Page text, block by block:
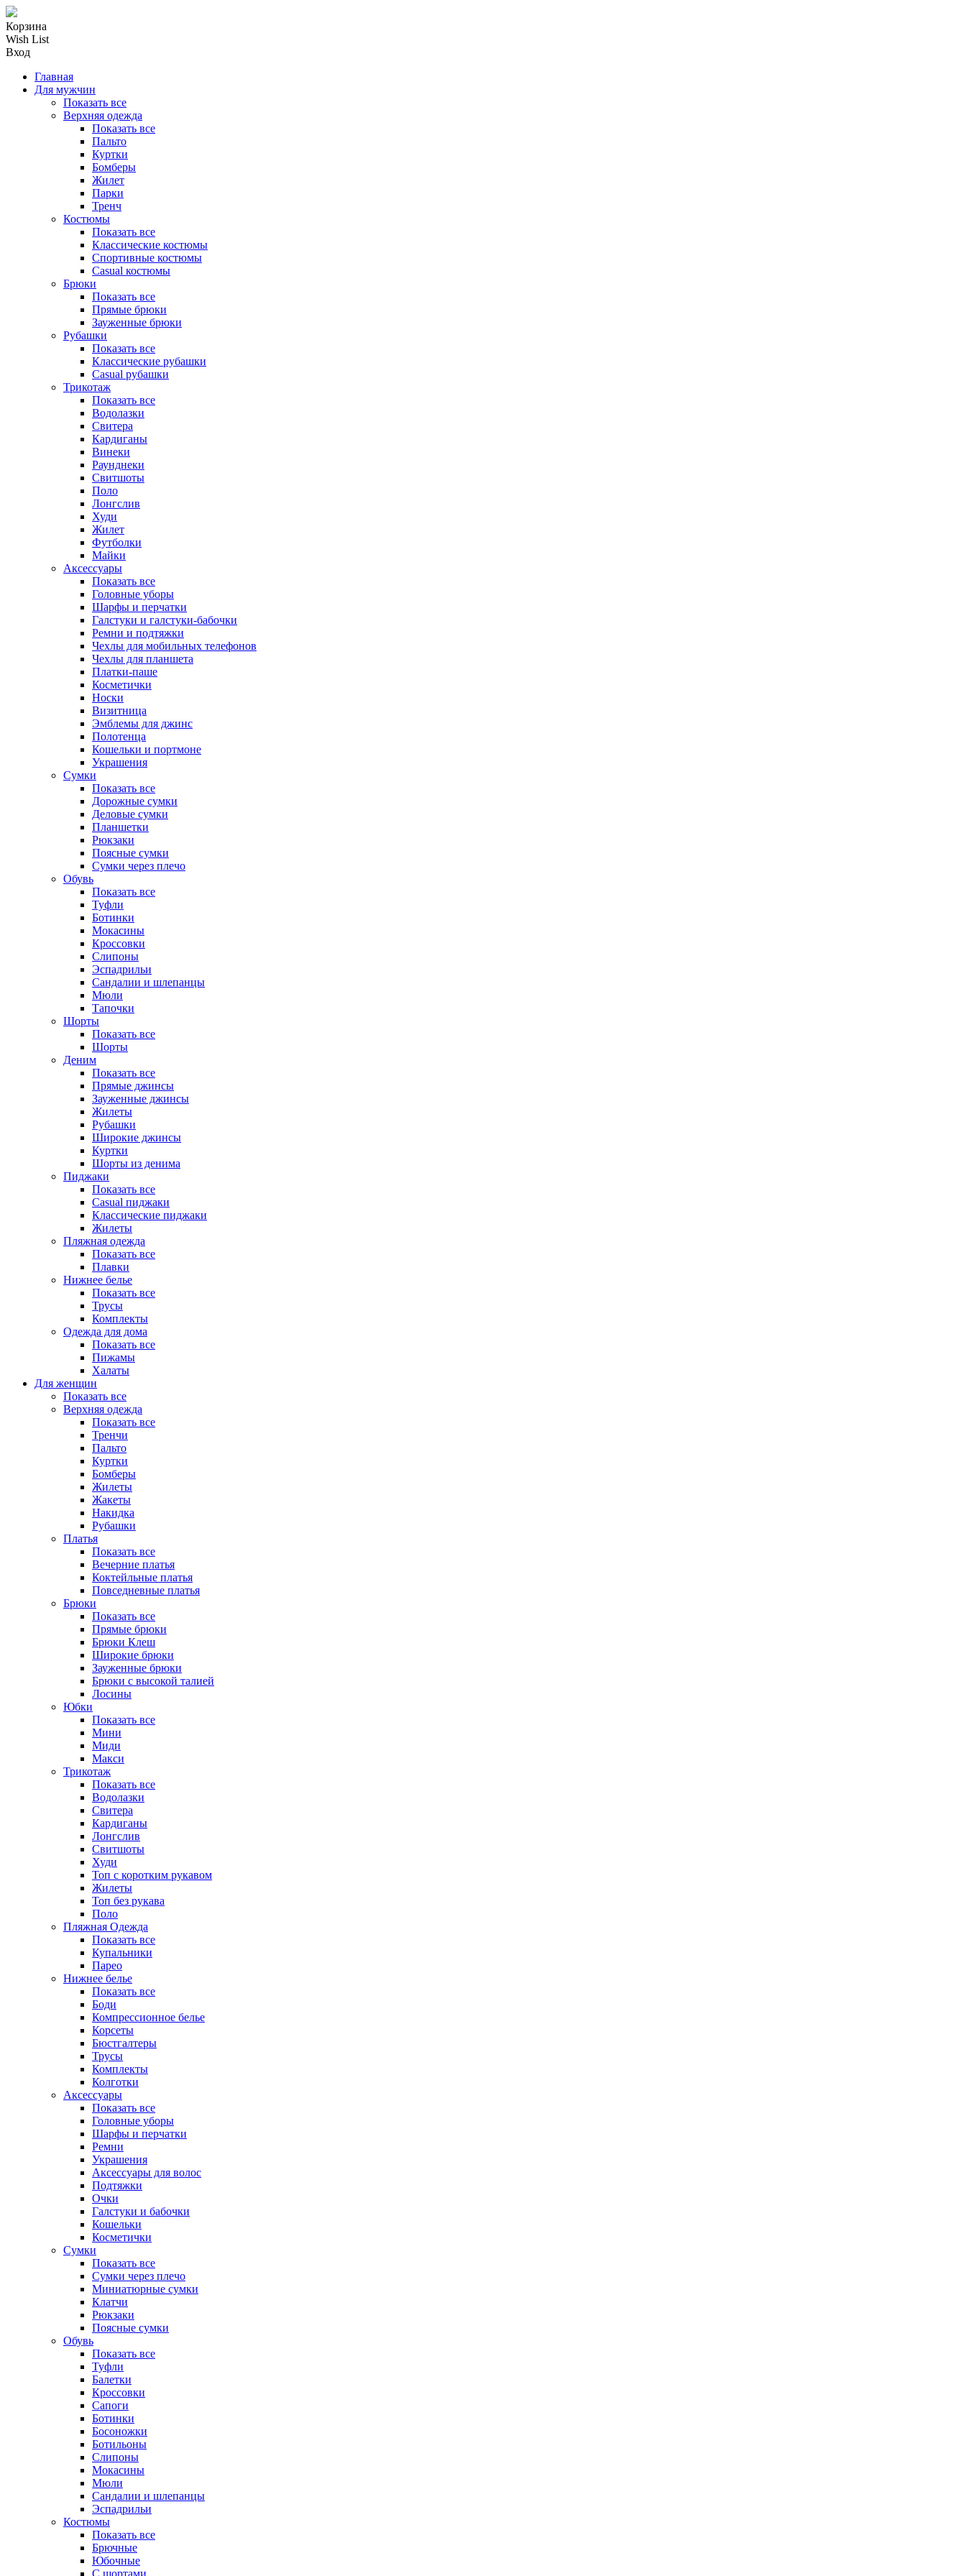
Корзина
Wish List
Вход
Главная
Для мужчин
Показать все
Верхняя одежда
Показать все
Пальто
Куртки
Бомберы
Жилет
Парки
Тренч
Костюмы
Показать все
Классические костюмы
Спортивные костюмы
Casual костюмы
Брюки
Показать все
Прямые брюки
Зауженные брюки
Рубашки
Показать все
Классические рубашки
Casual рубашки
Трикотаж
Показать все
Водолазки
Свитера
Кардиганы
Винеки
Раунднеки
Свитшоты
Поло
Лонгслив
Худи
Жилет
Футболки
Майки
Аксессуары
Показать все
Головные уборы
Шарфы и перчатки
Галстуки и галстуки-бабочки
Ремни и подтяжки
Чехлы для мобильных телефонов
Чехлы для планшета
Платки-паше
Косметички
Носки
Визитница
Эмблемы для джинс
Полотенца
Кошельки и портмоне
Украшения
Сумки
Показать все
Дорожные сумки
Деловые сумки
Планшетки
Рюкзаки
Поясные сумки
Сумки через плечо
Обувь
Показать все
Туфли
Ботинки
Мокасины
Кроссовки
Слипоны
Эспадрильи
Сандалии и шлепанцы
Мюли
Тапочки
Шорты
Показать все
Шорты
Деним
Показать все
Прямые джинсы
Зауженные джинсы
Жилеты
Рубашки
Широкие джинсы
Куртки
Шорты из денима
Пиджаки
Показать все
Casual пиджаки
Классические пиджаки
Жилеты
Пляжная одежда
Показать все
Плавки
Нижнее белье
Показать все
Трусы
Комплекты
Одежда для дома
Показать все
Пижамы
Халаты
Для женщин
Показать все
Верхняя одежда
Показать все
Тренчи
Пальто
Куртки
Бомберы
Жилеты
Жакеты
Накидка
Рубашки
Платья
Показать все
Вечерние платья
Коктейльные платья
Повседневные платья
Брюки
Показать все
Прямые брюки
Брюки Клеш
Широкие брюки
Зауженные брюки
Брюки с высокой талией
Лосины
Юбки
Показать все
Мини
Миди
Макси
Трикотаж
Показать все
Водолазки
Свитера
Кардиганы
Лонгслив
Свитшоты
Худи
Топ с коротким рукавом
Жилеты
Топ без рукава
Поло
Пляжная Одежда
Показать все
Купальники
Парео
Нижнее белье
Показать все
Боди
Компрессионное белье
Корсеты
Бюстгалтеры
Трусы
Комплекты
Колготки
Аксессуары
Показать все
Головные уборы
Шарфы и перчатки
Ремни
Украшения
Аксессуары для волос
Подтяжки
Очки
Галстуки и бабочки
Кошельки
Косметички
Сумки
Показать все
Сумки через плечо
Миниатюрные cумки
Клатчи
Рюкзаки
Поясные сумки
Обувь
Показать все
Туфли
Балетки
Кроссовки
Сапоги
Ботинки
Босоножки
Ботильоны
Слипоны
Мокасины
Мюли
Сандалии и шлепанцы
Эспадрильи
Костюмы
Показать все
Брючные
Юбочные
С шортами